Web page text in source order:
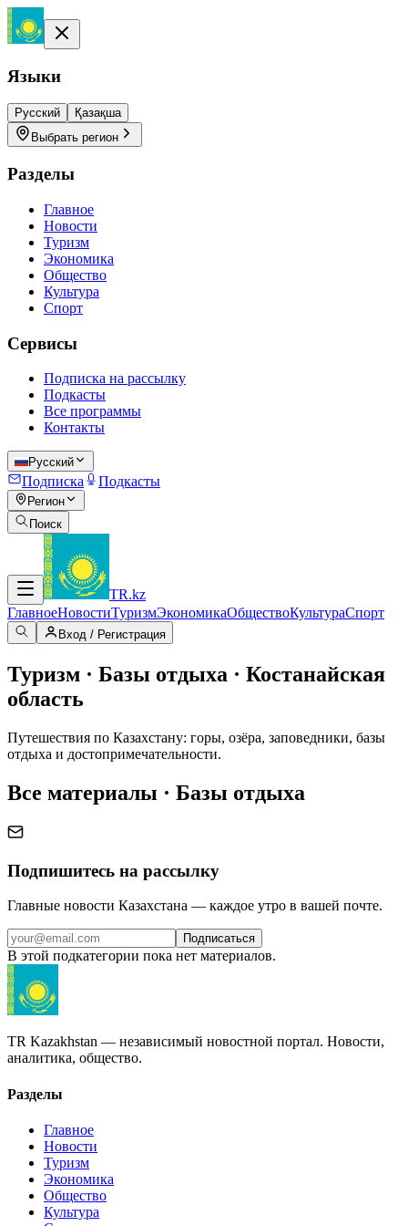
Языки
Русский
Қазақша
Выбрать регион
Разделы
Главное
Новости
Туризм
Экономика
Общество
Культура
Спорт
Сервисы
Подписка на рассылку
Подкасты
Все программы
Контакты
Русский
Подписка Подкасты
Регион
Поиск
TR.kz
ГлавноеНовостиТуризмЭкономикаОбществоКультураСпорт
Вход / Регистрация
Туризм · Базы отдыха · Костанайская
область
Путешествия по Казахстану: горы, озёра, заповедники, базы
отдыха и достопримечательности.
Все материалы · Базы отдыха
Подпишитесь на рассылку
Главные новости Казахстана — каждое утро в вашей почте.
Подписаться
В этой подкатегории пока нет материалов.
TR Kazakhstan — независимый новостной портал. Новости,
аналитика, общество.
Разделы
Главное
Новости
Туризм
Экономика
Общество
Культура